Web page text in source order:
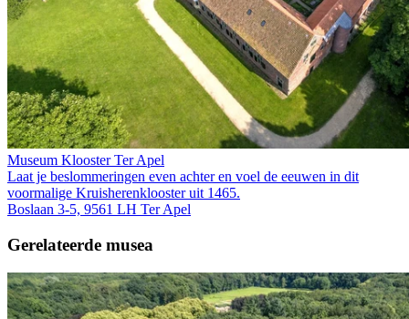
Museum Klooster Ter Apel
Laat je beslommeringen even achter en voel de eeuwen in dit
voormalige Kruis­heren­klooster uit 1465.
Boslaan 3-5, 9561 LH Ter Apel
Gerelateerde musea